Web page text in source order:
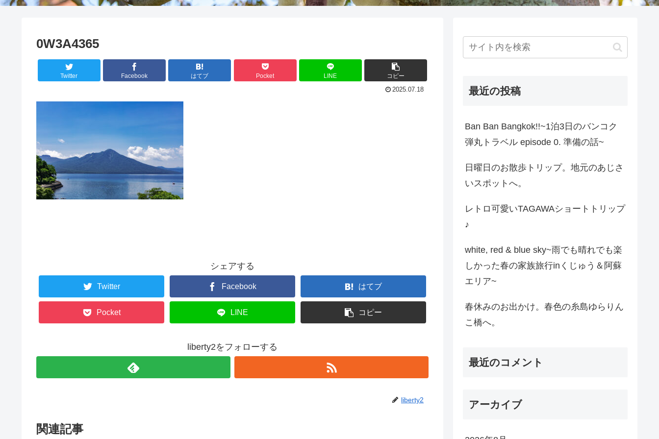
0W3A4365
Twitter Facebook はてブ Pocket LINE コピー
2025.07.18
シェアする
Twitter Facebook はてブ
Pocket LINE コピー
liberty2をフォローする
liberty2
関連記事
最近の投稿
Ban Ban Bangkok!!~1泊3日のバンコク
弾丸トラベル episode 0. 準備の話~
日曜日のお散歩トリップ。地元のあじさ
いスポットへ。
レトロ可愛いTAGAWAショートトリップ
♪
white, red & blue sky~雨でも晴れでも楽
しかった春の家族旅行inくじゅう＆阿蘇
エリア~
春休みのお出かけ。春色の糸島ゆらりん
こ橋へ。
最近のコメント
アーカイブ